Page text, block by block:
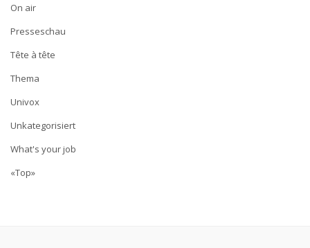
On air
Presseschau
Tête à tête
Thema
Univox
Unkategorisiert
What's your job
«Top»